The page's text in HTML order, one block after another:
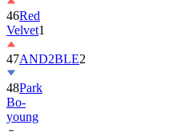
46Red
Velvet1
47AND2BLE2
48Park
Bo-
young